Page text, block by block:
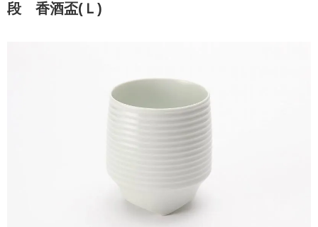
段 香酒盃(Ｌ)